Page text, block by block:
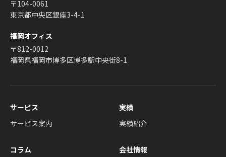
〒104-0061
東京都中央区銀座3-4-1
福岡オフィス
〒812-0012
福岡県福岡市博多区博多駅中央街8-1
サービス
サービス案内
実績
実績紹介
コラム
会社情報